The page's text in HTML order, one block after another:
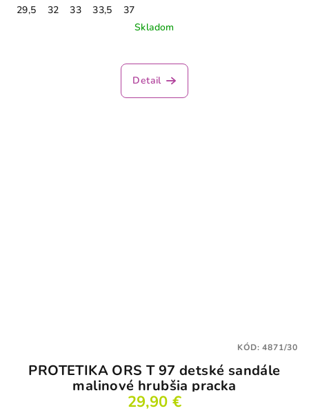
29,5 32 33 33,5
37
Skladom
Detail
PROTETIKA ORS T 97 detské sandále
malinové hrubšia pracka
29,90 €
KÓD:4871/30